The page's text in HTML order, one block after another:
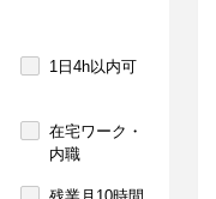
1日4h以内可
在宅ワーク・
内職